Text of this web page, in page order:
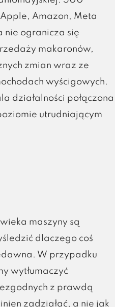
Amazon, Meta
nie ogranicza się
makaronów,
zmian wraz ze
wyścigowych.
działalności połączona
utrudniającym
maszyny są
dlaczego coś
W przypadku
wytłumaczyć
z prawdą
zadziałać, a nie jak